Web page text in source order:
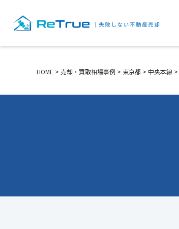
HOME > 売却・買取相場事例 > 東京都 > 中央本線 >